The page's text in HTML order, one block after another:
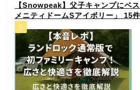
【Snowpeak】父子キャンプにベ
メニティドームSアイボリー」 15